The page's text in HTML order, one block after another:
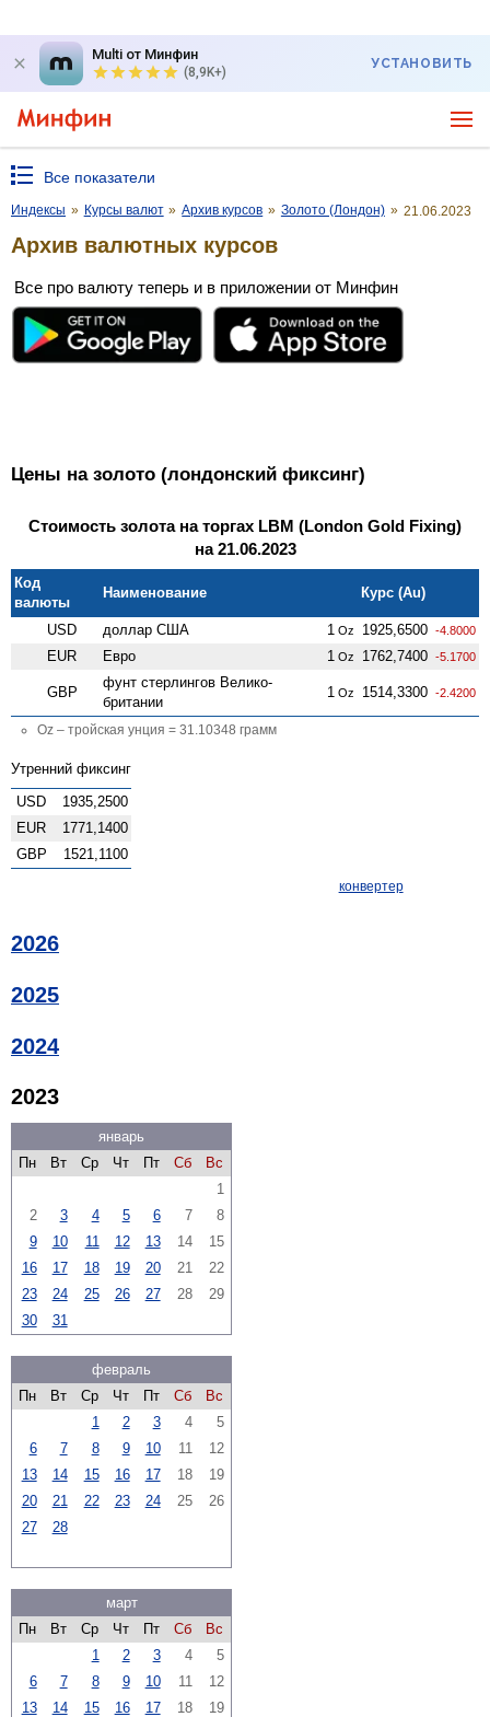
Multi от Минфин
(8,9K+)
УСТАНОВИТЬ
Все показатели
Индексы » Курсы валют » Архив курсов » Золото (Лондон) » 21.06.2023
Архив валютных курсов
Все про валюту теперь и в приложении от Минфин
Цены на золото (лондонский фиксинг)
Стоимость золота на торгах LBM (London Gold Fixing)
на 21.06.2023
Код
валюты
Наименование Курс (Au)
USD доллар США 1 Oz 1925,6500 -4.8000
EUR Евро 1 Oz 1762,7400 -5.1700
GBP
фунт стерлингов Велико­
британии
1 Oz 1514,3300 -2.4200
Oz – тройская унция = 31.10348 грамм
Утренний фиксинг
USD
1935,2500
EUR
1771,1400
GBP
1521,1100
конвертер
2026
2025
2024
2023
январь
Пн
Вт Ср Чт Пт Сб
Вс
1
2
3 4 5 6 7
8
9
10 11 12 13 14
15
16
17 18 19 20 21
22
23
24 25 26 27 28
29
30
31
февраль
Пн
Вт Ср Чт Пт Сб
Вс
1
2 3 4
5
6
7 8 9 10 11
12
13
14 15 16 17 18
19
20
21 22 23 24 25
26
27
28
март
Пн
Вт Ср Чт Пт Сб
Вс
1
2 3 4
5
6
7 8 9 10 11
12
13
14 15 16 17 18
19